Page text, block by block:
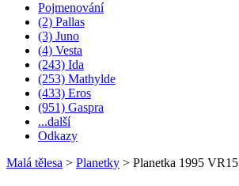
Pojmenování
(2) Pallas
(3) Juno
(4) Vesta
(243) Ida
(253) Mathylde
(433) Eros
(951) Gaspra
...další
Odkazy
Malá tělesa > Planetky > Planetka 1995 VR15